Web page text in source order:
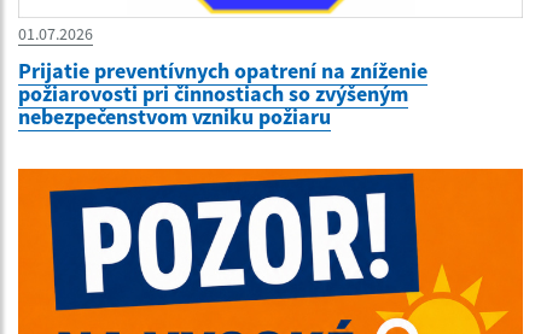
01.07.2026
Prijatie preventívnych opatrení na zníženie
požiarovosti pri činnostiach so zvýšeným
nebezpečenstvom vzniku požiaru